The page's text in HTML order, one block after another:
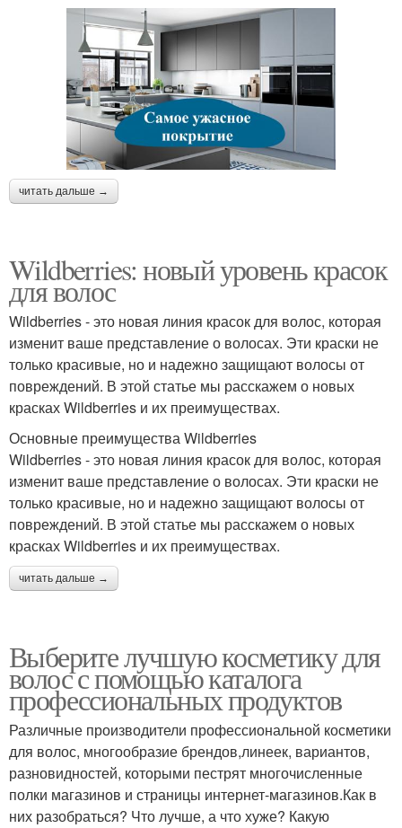
читать дальше →
Wildberries: новый уровень красок
для волос
Wildberries - это новая линия красок для волос, которая
изменит ваше представление о волосах. Эти краски не
только красивые, но и надежно защищают волосы от
повреждений. В этой статье мы расскажем о новых
красках Wildberries и их преимуществах.
Основные преимущества Wildberries
Wildberries - это новая линия красок для волос, которая
изменит ваше представление о волосах. Эти краски не
только красивые, но и надежно защищают волосы от
повреждений. В этой статье мы расскажем о новых
красках Wildberries и их преимуществах.
читать дальше →
Выберите лучшую косметику для
волос с помощью каталога
профессиональных продуктов
Различные производители профессиональной косметики
для волос, многообразие брендов,линеек, вариантов,
разновидностей, которыми пестрят многочисленные
полки магазинов и страницы интернет-магазинов.Как в
них разобраться? Что лучше, а что хуже? Какую